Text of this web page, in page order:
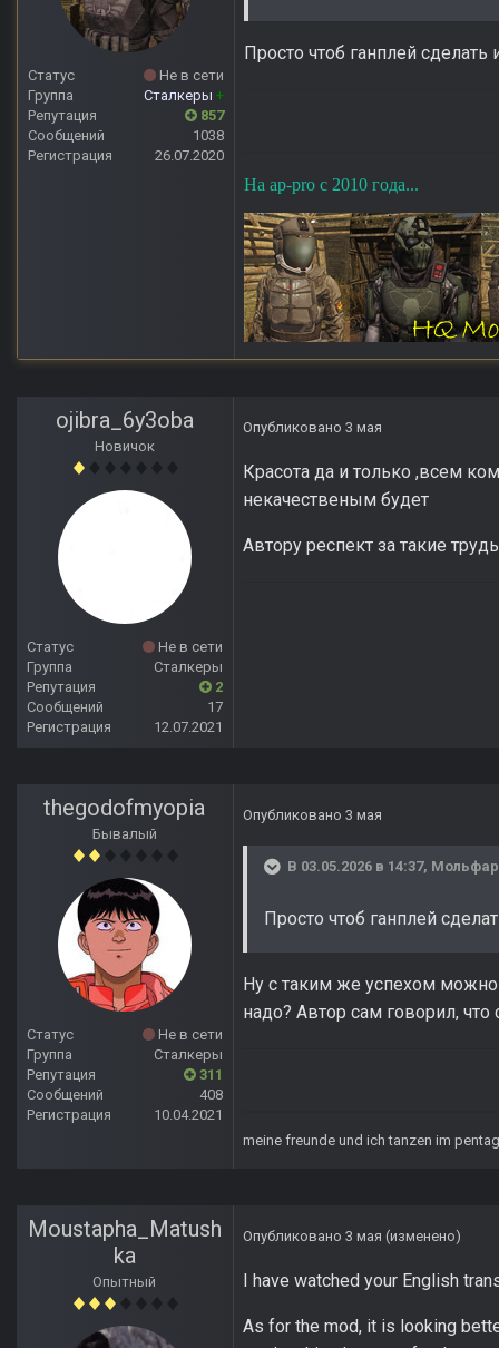
Статус
Не в сети
Группа
Сталкеры +
Репутация
857
Сообщений
1038
Регистрация
26.07.2020
Просто чтоб ганплей
На ap-pro с 2010 года...
ojibra_6y3oba
Новичок
Статус
Не в сети
Группа
Сталкеры
Репутация
2
Сообщений
17
Регистрация
12.07.2021
Опубликовано 3 мая
Красота да и только ,всем
некачественым будет
Автору респект за такие
thegodofmyopia
Бывалый
Статус
Не в сети
Группа
Сталкеры
Репутация
311
Сообщений
408
Регистрация
10.04.2021
Опубликовано 3 мая
В 03.05.2026 в 14:37, Мольфар
Просто чтоб ганплей
Ну с таким же успехом
надо? Автор сам говорил,
meine freunde und ich tanzen im
Moustapha_Matush
ka
Опытный
Опубликовано 3 мая (изменено)
I have watched your English
As for the mod, it is looking